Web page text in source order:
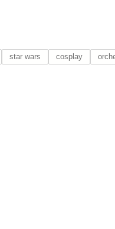
star wars cosplay